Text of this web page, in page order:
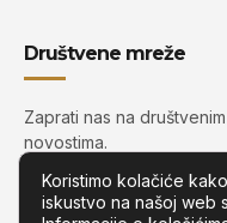
Društvene mreže
Zaprati nas na
novostima.
Koristimo kolačiće
iskustvo na našoj web